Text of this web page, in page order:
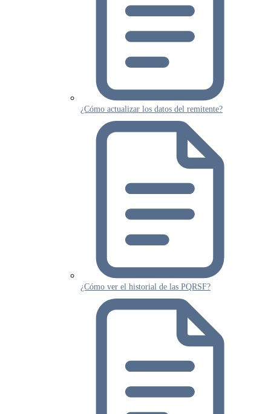
¿Cómo actualizar los datos del remitente?
¿Cómo ver el historial de las PQRSF?